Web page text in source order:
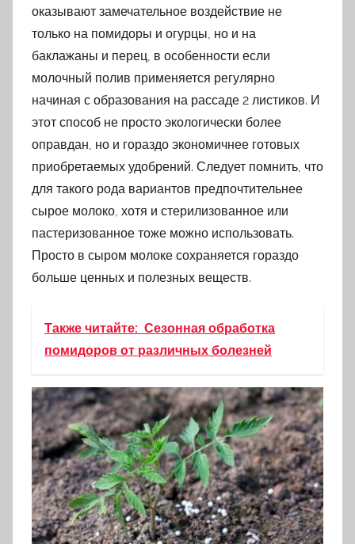
оказывают замечательное воздействие не
только на помидоры и огурцы, но и на
баклажаны и перец, в особенности если
молочный полив применяется регулярно
начиная с образования на рассаде 2 листиков. И
этот способ не просто экологически более
оправдан, но и гораздо экономичнее готовых
приобретаемых удобрений. Следует помнить, что
для такого рода вариантов предпочтительнее
сырое молоко, хотя и стерилизованное или
пастеризованное тоже можно использовать.
Просто в сыром молоке сохраняется гораздо
больше ценных и полезных веществ.
Также читайте: Сезонная обработка
помидоров от различных болезней